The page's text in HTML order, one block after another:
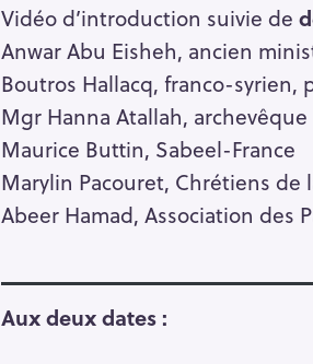
Vidéo d’introduction suivie de
Anwar Abu Eisheh, ancien
Boutros Hallacq, franco-
Mgr Hanna Atallah,
Maurice Buttin, Sabeel-France
Marylin Pacouret, Chrétiens de
Abeer Hamad, Association des
Aux deux dates :